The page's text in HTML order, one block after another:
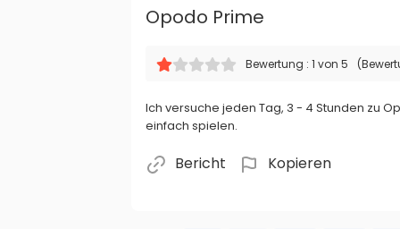
Opodo Prime
Bewertung : 1 von 5
Ich versuche jeden Tag, 3 - 4 Stunden zu
einfach spielen.
Bericht Kopieren